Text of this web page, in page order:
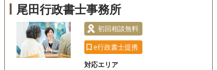
電話相談可
尾田行政書士事務所
初回相談無料
e行政書士提携
対応エリア